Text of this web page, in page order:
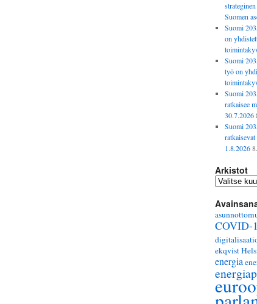
Suomen
Suomi
on
Suomi
työ on
Suomi
ratkaisee
30.7.2026
Suomi
1.8.2026
Arkistot
Arkistot
COVID-
ekqvist
energia